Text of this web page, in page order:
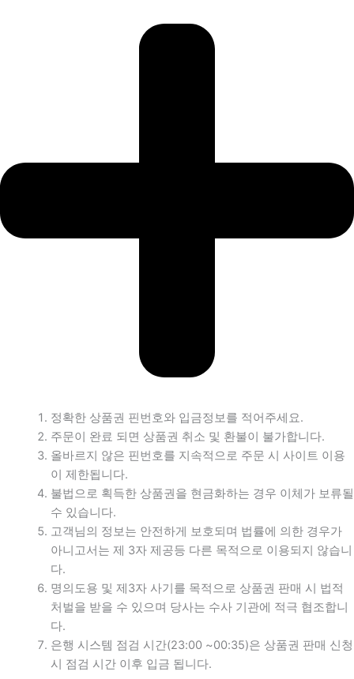
정확한 상품권 핀번호와 입금정보를 적어주세요.
주문이 완료 되면 상품권 취소 및 환불이 불가합니다.
올바르지 않은 핀번호를 지속적으로 주문 시 사이트 이용
이 제한됩니다.
불법으로 획득한 상품권을 현금화하는 경우 이체가 보류될
수 있습니다.
고객님의 정보는 안전하게 보호되며 법률에 의한 경우가
아니고서는 제 3자 제공등 다른 목적으로 이용되지 않습니
다.
명의도용 및 제3자 사기를 목적으로 상품권 판매 시 법적
처벌을 받을 수 있으며 당사는 수사 기관에 적극 협조합니
다.
은행 시스템 점검 시간(23:00 ~00:35)은 상품권 판매 신청
시 점검 시간 이후 입금 됩니다.